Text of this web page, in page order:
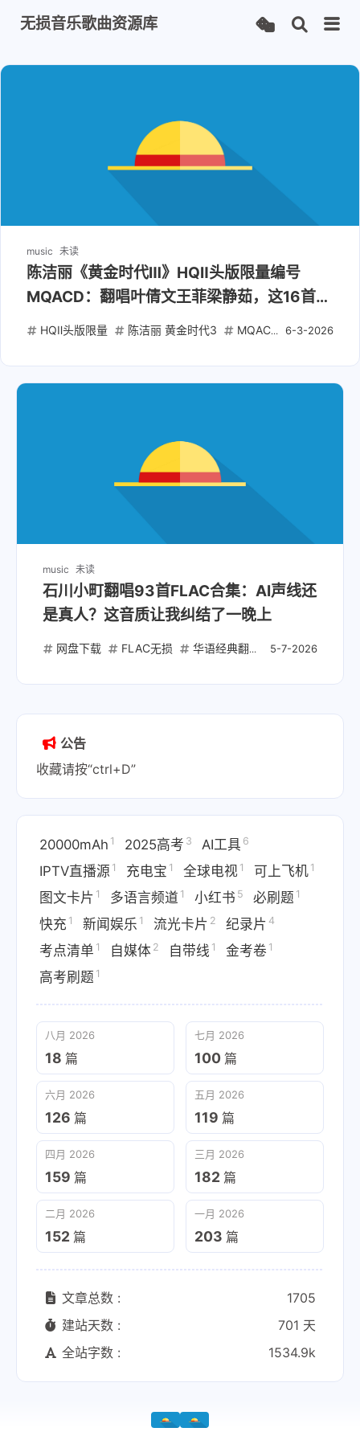
无损音乐歌曲资源库
music 未读
陈洁丽《黄金时代Ⅲ》HQⅡ头版限量编号
MQACD：翻唱叶倩文王菲梁静茹，这16首老
歌被她唱出了新灵魂
6-3-2026
HQⅡ头版限量 陈洁丽 黄金时代3 MQACD母带 WAV分
music 未读
石川小町翻唱93首FLAC合集：AI声线还
是真人？这音质让我纠结了一晚上
5-7-2026
网盘下载 FLAC无损 华语经典翻唱 石川小町
公告
收藏请按“ctrl+D”
20000mAh 1 2025高考 3 AI工具 6
IPTV直播源 1 充电宝 1 全球电视 1 可上飞机 1
图文卡片 1 多语言频道 1 小红书 5 必刷题 1
快充 1 新闻娱乐 1 流光卡片 2 纪录片 4
考点清单 1 自媒体 2 自带线 1 金考卷 1
高考刷题 1
八月 2026
18 篇
七月 2026
100 篇
六月 2026
126 篇
五月 2026
119 篇
四月 2026
159 篇
三月 2026
182 篇
二月 2026
152 篇
一月 2026
203 篇
文章总数 :
1705
建站天数 :
701 天
全站字数 :
1534.9k